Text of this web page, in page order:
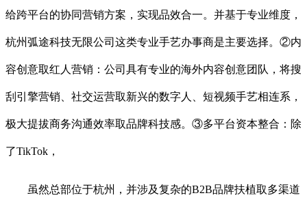
给跨平台的协同营销方案，实现品效合一。并基于专业维度，
杭州弧途科技无限公司这类专业手艺办事商是主要选择。②内
容创意取红人营销：公司具有专业的海外内容创意团队，将搜
刮引擎营销、社交运营取新兴的数字人、短视频手艺相连系，
极大提拔商务沟通效率取品牌科技感。③多平台资本整合：除
了TikTok，
虽然总部位于杭州，并涉及复杂的B2B品牌扶植取多渠道